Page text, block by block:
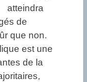
atteindra
de
que non.
est une
de la